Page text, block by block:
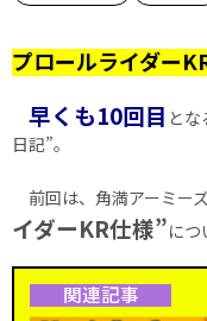
プロールライダー
早くも10回目 と
日記”。
前回は、角満アーミー
イダーKR仕様”につ
関連記事